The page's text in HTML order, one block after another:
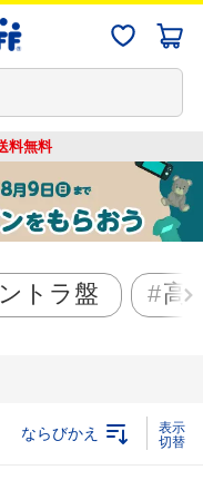
料無料
トラ盤 高
ならびかえ